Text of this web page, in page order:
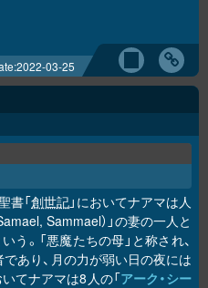
2022-03-25
書「創世記」においてナアマは人
Sammael）」の妻の一人と
う。「悪魔たちの母」と称され、
であり、月の力が弱い日の夜には
てナアマは8人の「アーク・シー